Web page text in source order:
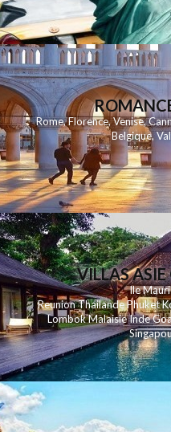
Rome,Florence,Venise,
Belgique,
VILLAS
Ile
ReunionThailandePhuket
LombokMalaisieInde